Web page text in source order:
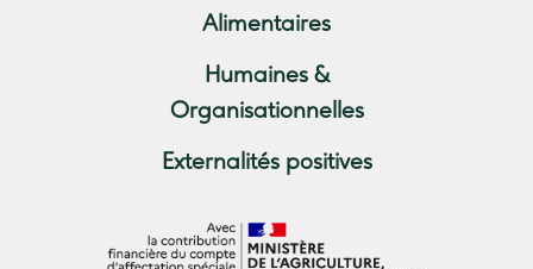
Alimentaires
Humaines &
Organisationnelles
Externalités positives